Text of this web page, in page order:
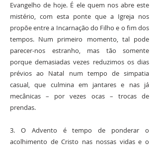
Evangelho de hoje. É ele quem nos abre este
mistério, com esta ponte que a Igreja nos
propõe entre a Incarnação do Filho e o fim dos
tempos. Num primeiro momento, tal pode
parecer-nos estranho, mas tão somente
porque demasiadas vezes reduzimos os dias
prévios ao Natal num tempo de simpatia
casual, que culmina em jantares e nas já
mecânicas – por vezes ocas – trocas de
prendas.
3. O Advento é tempo de ponderar o
acolhimento de Cristo nas nossas vidas e o